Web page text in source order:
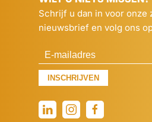
Schrijf u dan in voor onze
nieuwsbrief en volg ons
INSCHRIJVEN